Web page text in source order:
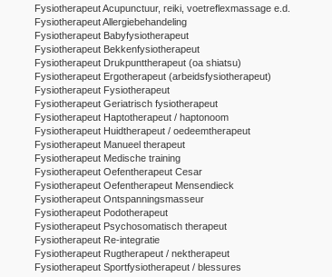
Fysiotherapeut Acupunctuur, reiki, voetreflexmassage e.d.
Fysiotherapeut Allergiebehandeling
Fysiotherapeut Babyfysiotherapeut
Fysiotherapeut Bekkenfysiotherapeut
Fysiotherapeut Drukpunttherapeut (oa shiatsu)
Fysiotherapeut Ergotherapeut (arbeidsfysiotherapeut)
Fysiotherapeut Fysiotherapeut
Fysiotherapeut Geriatrisch fysiotherapeut
Fysiotherapeut Haptotherapeut / haptonoom
Fysiotherapeut Huidtherapeut / oedeemtherapeut
Fysiotherapeut Manueel therapeut
Fysiotherapeut Medische training
Fysiotherapeut Oefentherapeut Cesar
Fysiotherapeut Oefentherapeut Mensendieck
Fysiotherapeut Ontspanningsmasseur
Fysiotherapeut Podotherapeut
Fysiotherapeut Psychosomatisch therapeut
Fysiotherapeut Re-integratie
Fysiotherapeut Rugtherapeut / nektherapeut
Fysiotherapeut Sportfysiotherapeut / blessures